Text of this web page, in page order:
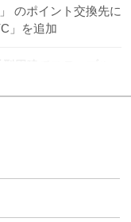
」 のポイント交換先に
」を追加
型円建てステーブル